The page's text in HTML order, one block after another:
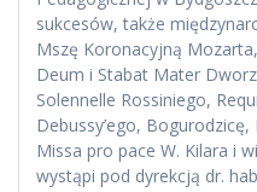
sukcesów, także
Mszę Koronacyjną
Deum i Stabat Mater
Solennelle Rossiniego,
Debussy’ego,
Missa pro pace W. Kilara i
wystąpi pod dyrekcją dr.